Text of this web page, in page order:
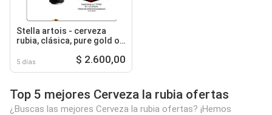
Stella artois - cerveza
rubia, clásica, pure gold o
5 días $ 2.600,00
Top 5 mejores Cerveza la rubia ofertas
¿Buscas las mejores Cerveza la rubia ofertas? ¡Hemos